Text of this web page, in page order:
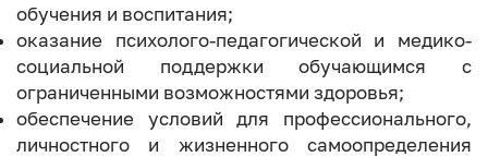
обучения и воспитания;
оказание психолого-педагогической и медико-
социальной поддержки обучающимся с
ограниченными возможностями здоровья;
обеспечение условий для профессионального,
личностного и жизненного самоопределения